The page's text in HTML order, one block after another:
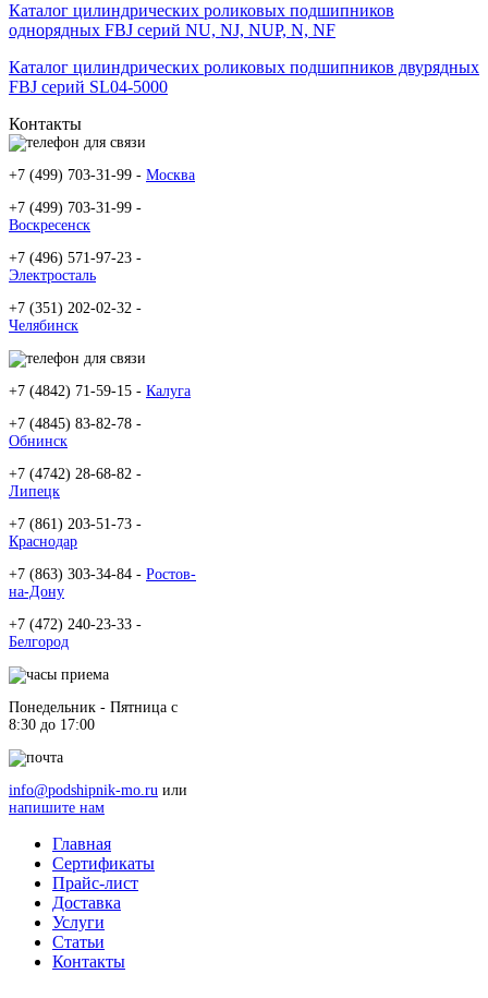
Каталог цилиндрических роликовых подшипников
однорядных FBJ серий NU, NJ, NUP, N, NF
Каталог цилиндрических роликовых подшипников двурядных
FBJ серий SL04-5000
Контакты
+7 (499) 703-31-99 - Москва
+7 (499) 703-31-99 -
Воскресенск
+7 (496) 571-97-23 -
Электросталь
+7 (351) 202-02-32 -
Челябинск
+7 (4842) 71-59-15 - Калуга
+7 (4845) 83-82-78 -
Обнинск
+7 (4742) 28-68-82 -
Липецк
+7 (861) 203-51-73 -
Краснодар
+7 (863) 303-34-84 - Ростов-
на-Дону
+7 (472) 240-23-33 -
Белгород
Понедельник - Пятница c
8:30 до 17:00
info@podshipnik-mo.ru или
напишите нам
Главная
Сертификаты
Прайс-лист
Доставка
Услуги
Статьи
Контакты